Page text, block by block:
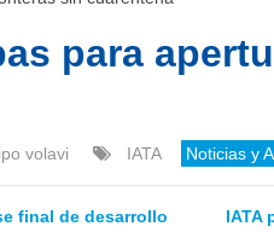
para
volavi IATA Noticias y
final de desarrollo
IATA